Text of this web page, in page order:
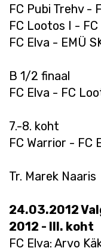
FC Pubi Trehv -
FC Lootos I - FC
FC Elva - EMÜ
B 1/2 finaal
FC Elva - FC
7.-8. koht
FC Warrior - FC
Tr. Marek Naaris
24.03.2012
2012 - III. koht
FC Elva: Arvo